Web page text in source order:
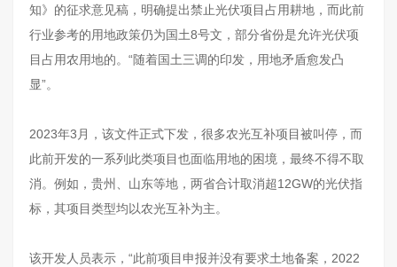
知》的征求意见稿，明确提出禁止光伏项目占用耕地，而此前
行业参考的用地政策仍为国土8号文 ，部分省份是允许光伏项
目占用农用地的。“随着国土三调的印发，用地矛盾愈发凸
显”。
2023年3月，该文件正式下发，很多农光互补项目被叫停，而
此前开发的一系列此类项目也面临用地的困境，最终不得不取
消。例如，贵州、山东等地，两省合计取消超12GW的光伏指
标，其项目类型均以农光互补为主。
该开发人员表示，“此前项目申报并没有要求土地备案，2022